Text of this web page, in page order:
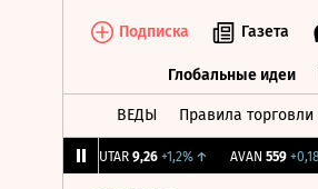
Подписка Газета
Глобальные идеи
ВЕДЫ Правила торговли
UTAR 9,26 +1,2%↑ AVAN 559